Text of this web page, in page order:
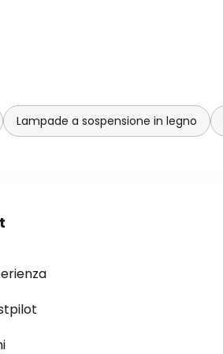
Lampade a sospensione in legno